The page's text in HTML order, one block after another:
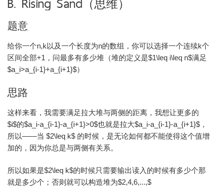
题意
给你一个n,k以及一个长度为n的数组，你可以选择一个连续k个
区间全部+1，问最多有多少堆（堆的定义是$1\leq i\leq n$满足
$a_i>a_{i-1}+a_{i+1}$）
思路
这样来看，我需要满足拉大堆与两侧的距离，我想让更多的
$i$的$a_i-a_{i-1}-a_{i+1}>0$也就是拉大$a_i-a_{i-1}-a_{i+1}$，
所以——当 $2\leq k$ 的时候，是无论如何都不能使得这个值增
加的，因为你总是与两侧有关系。
所以如果是$2\leq k$的时候只需要输出读入的时候有多少个那
就是多少个；否则就可以构造堆为$2,4,6,...,$